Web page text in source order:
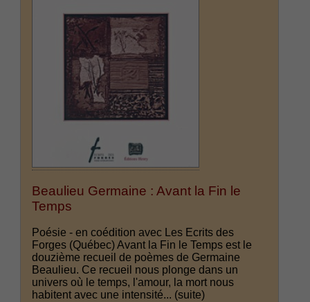
Beaulieu Germaine : Avant la Fin le
Temps
Poésie - en coédition avec Les Ecrits des
Forges (Québec) Avant la Fin le Temps est le
douzième recueil de poèmes de Germaine
Beaulieu. Ce recueil nous plonge dans un
univers où le temps, l'amour, la mort nous
habitent avec une intensité... (suite)